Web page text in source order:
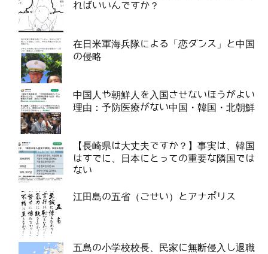
ればいいんですか？
在日米軍海兵隊による「恋ダンス」と中国
の侵略
中国人や朝鮮人を入国させないほうがよい
理由：予防医療がない中国・韓国・北朝鮮
【長崎県は大丈夫ですか？】事実は、韓国
はすでに、日本にとっての重要な隣国では
ない
江田島の五省（ごせい）とアナポリス
五島の小学校校長、民家に無断侵入し退職